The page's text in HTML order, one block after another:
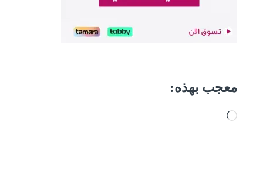
معجب بهذه:
جاري التحميل…